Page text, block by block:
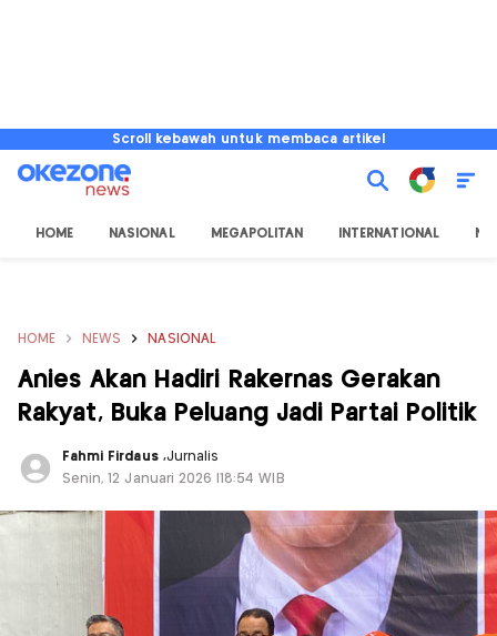
Scroll kebawah untuk membaca artikel
HOME NASIONAL MEGAPOLITAN INTERNATIONAL
HOME NEWS NASIONAL
Anies Akan Hadiri Rakernas Gerakan
Rakyat, Buka Peluang Jadi Partai Politik
Fahmi Firdaus ,Jurnalis
Senin, 12 Januari 2026 |18:54 WIB